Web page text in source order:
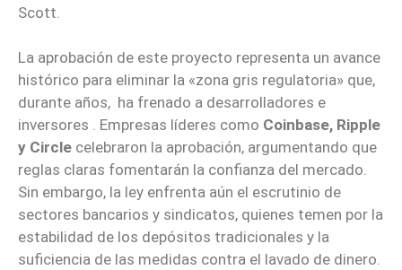
Scott.
La aprobación de este proyecto representa un avance
histórico para eliminar la «zona gris regulatoria» que,
durante años, ha frenado a desarrolladores e
inversores . Empresas líderes como Coinbase, Ripple
y Circle celebraron la aprobación, argumentando que
reglas claras fomentarán la confianza del mercado.
Sin embargo, la ley enfrenta aún el escrutinio de
sectores bancarios y sindicatos, quienes temen por la
estabilidad de los depósitos tradicionales y la
suficiencia de las medidas contra el lavado de dinero.